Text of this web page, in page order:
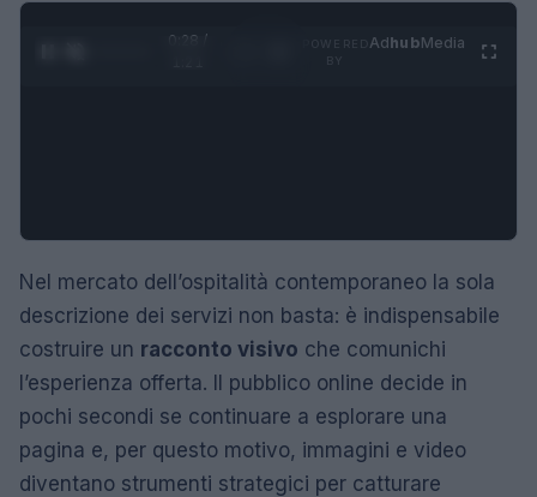
0:29 /
AdhubMedia
Nel mercato dell’ospitalità contemporaneo la sola
descrizione dei servizi non basta: è indispensabile
costruire un racconto visivo che comunichi
l’esperienza offerta. Il pubblico online decide in
pochi secondi se continuare a esplorare una
pagina e, per questo motivo, immagini e video
diventano strumenti strategici per catturare